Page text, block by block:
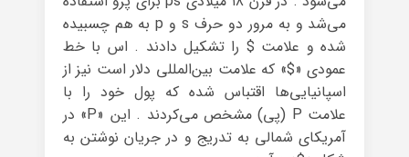
می‌شد و به مرور دو حرف s و p به هم چسبیده
شده و علامت $ را تشکیل دادند . اس با خط
عمودی «$» که علامت بین‌المللی دلار است نیز از
اسپانیایی‌ها اقتباس شده که پول خود را با
علامت P (پی) مشخص می‌کردند . این «P» در
آمریکای شمالی به تدریج و در جریان نوشتن به